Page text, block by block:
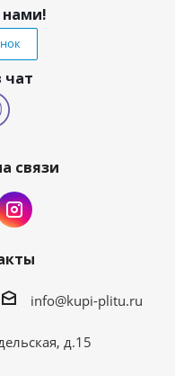
нами!
чат
связи
info@kupi-plitu.ru
д.15